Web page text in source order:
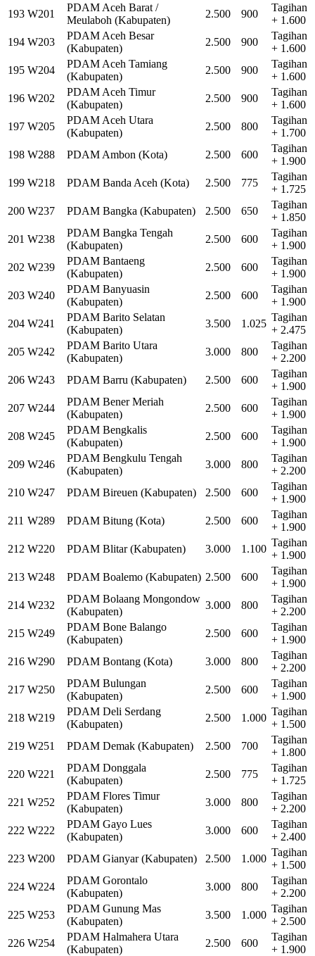
193 W201
PDAM Aceh Barat /
Meulaboh (Kabupaten)
2.500 900
Tagihan
+ 1.600
194 W203
PDAM Aceh Besar
(Kabupaten)
2.500 900
Tagihan
+ 1.600
195 W204
PDAM Aceh Tamiang
(Kabupaten)
2.500 900
Tagihan
+ 1.600
196 W202
PDAM Aceh Timur
(Kabupaten)
2.500 900
Tagihan
+ 1.600
197 W205
PDAM Aceh Utara
(Kabupaten)
2.500 800
Tagihan
+ 1.700
198 W288 PDAM Ambon (Kota) 2.500 600
Tagihan
+ 1.900
199 W218 PDAM Banda Aceh (Kota) 2.500 775
Tagihan
+ 1.725
200 W237 PDAM Bangka (Kabupaten) 2.500 650
Tagihan
+ 1.850
201 W238
PDAM Bangka Tengah
(Kabupaten)
2.500 600
Tagihan
+ 1.900
202 W239
PDAM Bantaeng
(Kabupaten)
2.500 600
Tagihan
+ 1.900
203 W240
PDAM Banyuasin
(Kabupaten)
2.500 600
Tagihan
+ 1.900
204 W241
PDAM Barito Selatan
(Kabupaten)
3.500 1.025
Tagihan
+ 2.475
205 W242
PDAM Barito Utara
(Kabupaten)
3.000 800
Tagihan
+ 2.200
206 W243 PDAM Barru (Kabupaten) 2.500 600
Tagihan
+ 1.900
207 W244
PDAM Bener Meriah
(Kabupaten)
2.500 600
Tagihan
+ 1.900
208 W245
PDAM Bengkalis
(Kabupaten)
2.500 600
Tagihan
+ 1.900
209 W246
PDAM Bengkulu Tengah
(Kabupaten)
3.000 800
Tagihan
+ 2.200
210 W247 PDAM Bireuen (Kabupaten) 2.500 600
Tagihan
+ 1.900
211 W289 PDAM Bitung (Kota) 2.500 600
Tagihan
+ 1.900
212 W220 PDAM Blitar (Kabupaten) 3.000 1.100
Tagihan
+ 1.900
213 W248 PDAM Boalemo (Kabupaten) 2.500 600
Tagihan
+ 1.900
214 W232
PDAM Bolaang Mongondow
(Kabupaten)
3.000 800
Tagihan
+ 2.200
215 W249
PDAM Bone Balango
(Kabupaten)
2.500 600
Tagihan
+ 1.900
216 W290 PDAM Bontang (Kota) 3.000 800
Tagihan
+ 2.200
217 W250
PDAM Bulungan
(Kabupaten)
2.500 600
Tagihan
+ 1.900
218 W219
PDAM Deli Serdang
(Kabupaten)
2.500 1.000
Tagihan
+ 1.500
219 W251 PDAM Demak (Kabupaten) 2.500 700
Tagihan
+ 1.800
220 W221
PDAM Donggala
(Kabupaten)
2.500 775
Tagihan
+ 1.725
221 W252
PDAM Flores Timur
(Kabupaten)
3.000 800
Tagihan
+ 2.200
222 W222
PDAM Gayo Lues
(Kabupaten)
3.000 600
Tagihan
+ 2.400
223 W200 PDAM Gianyar (Kabupaten) 2.500 1.000
Tagihan
+ 1.500
224 W224
PDAM Gorontalo
(Kabupaten)
3.000 800
Tagihan
+ 2.200
225 W253
PDAM Gunung Mas
(Kabupaten)
3.500 1.000
Tagihan
+ 2.500
226 W254
PDAM Halmahera Utara
(Kabupaten)
2.500 600
Tagihan
+ 1.900